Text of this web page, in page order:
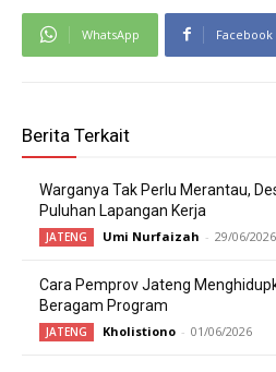
WhatsApp Facebook
Berita Terkait
Warganya Tak Perlu Merantau,
Puluhan Lapangan Kerja
JATENG Umi Nurfaizah - 29/06/2026
Cara Pemprov Jateng
Beragam Program
JATENG Kholistiono - 01/06/2026